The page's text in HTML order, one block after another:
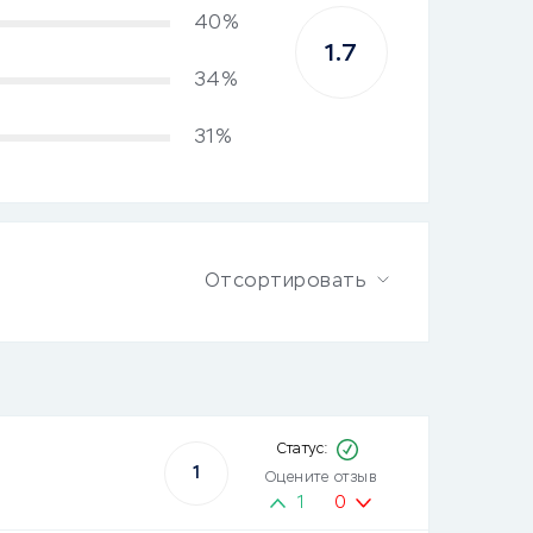
40%
34%
31%
1.7
Отсортировать
1 Оцените отзыв
1 0